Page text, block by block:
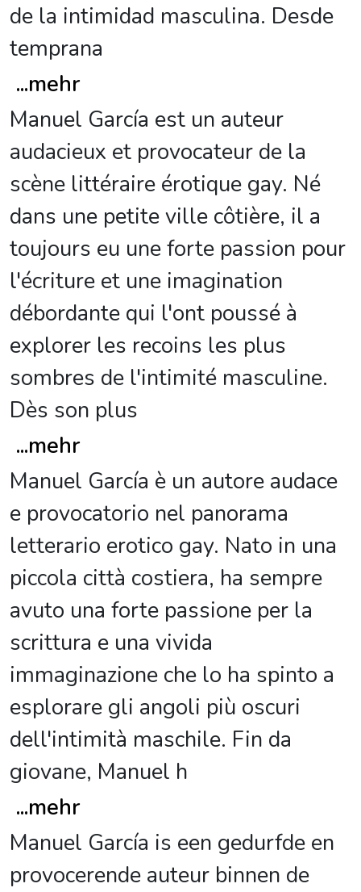
de la intimidad masculina. Desde
temprana
...mehr
Manuel García est un auteur
audacieux et provocateur de la
scène littéraire érotique gay. Né
dans une petite ville côtière, il a
toujours eu une forte passion pour
l'écriture et une imagination
débordante qui l'ont poussé à
explorer les recoins les plus
sombres de l'intimité masculine.
Dès son plus
...mehr
Manuel García è un autore audace
e provocatorio nel panorama
letterario erotico gay. Nato in una
piccola città costiera, ha sempre
avuto una forte passione per la
scrittura e una vivida
immaginazione che lo ha spinto a
esplorare gli angoli più oscuri
dell'intimità maschile. Fin da
giovane, Manuel h
...mehr
Manuel García is een gedurfde en
provocerende auteur binnen de